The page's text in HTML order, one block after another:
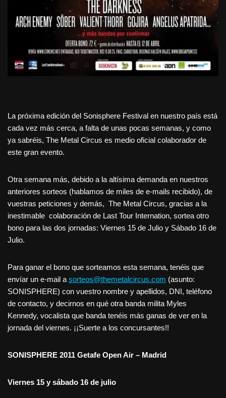
La próxima edición del Sonisphere Festival en nuestro país está
cada vez más cerca, a falta de unas pocas semanas, y como
ya sabréis, The Metal Circus es medio oficial colaborador de
este gran evento.
Otra semana más, debido a la altísima demanda en nuestros
anteriores sorteos (hablamos de miles de e-mails recibido), de
vuestras peticiones y demás, The Metal Circus, gracias a la
inestimable colaboración de Last Tour Internation, sortea otro
bono para las dos jornadas: Viernes 15 de Julio y Sábado 16 de
Julio.
Para ganar el bono que sorteamos esta semana, tenéis que
envíar un e-mail a sorteos@themetalcircus.com (asunto:
SONISPHERE) con vuestro nombre y apellidos, DNI, teléfono
de contacto, y decirnos en qué otra banda milita Myles
Kennedy, vocalista que banda tenéis más ganas de ver en la
jornada del viernes. ¡¡Suerte a los concursantes!!
SONISPHERE 2011 Getafe Open Air – Madrid
Viernes 15 y sábado 16 de julio